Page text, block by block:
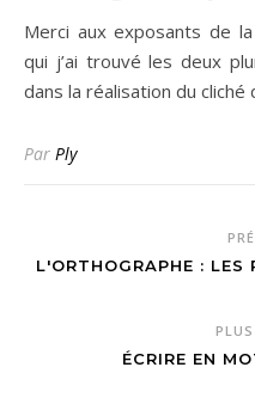
Merci aux exposants de
qui j’ai trouvé les deux
dans la réalisation du cliché
Par Ply
L'ORTHOGRAPHE : LES
ÉCRIRE EN